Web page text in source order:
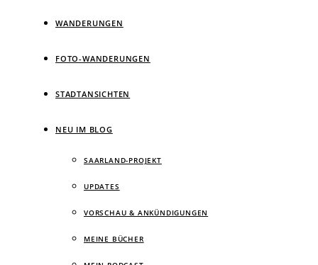
WANDERUNGEN
FOTO-WANDERUNGEN
STADTANSICHTEN
NEU IM BLOG
SAARLAND-PROJEKT
UPDATES
VORSCHAU & ANKÜNDIGUNGEN
MEINE BÜCHER